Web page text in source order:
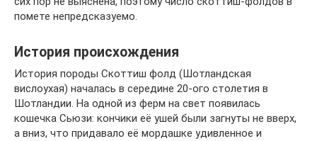
помете непредсказуемо.
История происхождения
История породы Скоттиш фолд (Шотландская
вислоухая) началась в середине 20-ого столетия в
Шотландии. На одной из ферм на свет появилась
кошечка Сьюзи: кончики её ушей были загнуты не вверх,
а вниз, что придавало её мордашке удивленное и